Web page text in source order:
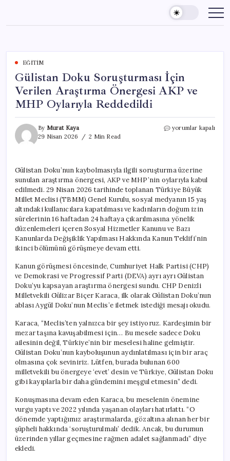
content
EĞITIM
Gülistan Doku Soruşturması İçin
Verilen Araştırma Önergesi AKP ve
MHP Oylarıyla Reddedildi
By Murat Kaya
29 Nisan 2026
2 Min Read
Gülistan
Araştırma
Önergesi
AKP
ve
MHP
Oylarıyla
Reddedildi
için
yorumlar kapalı
Gülistan Doku’nun kaybolmasıyla ilgili soruşturma üzerine
sunulan araştırma önergesi, AKP ve MHP’nin oylarıyla kabul
edilmedi. 29 Nisan 2026 tarihinde toplanan Türkiye Büyük
Millet Meclisi (TBMM) Genel Kurulu, sosyal medyanın 15 yaş
altındaki kullanıcılara kapatılması ve kadınların doğum izin
sürelerinin 16 haftadan 24 haftaya çıkarılmasına yönelik
düzenlemeleri içeren Sosyal Hizmetler Kanunu ve Bazı
Kanunlarda Değişiklik Yapılması Hakkında Kanun Teklifi’nin
ikinci bölümünü görüşmeye devam etti.
Kanun görüşmesi öncesinde, Cumhuriyet Halk Partisi (CHP)
ve Demokrasi ve Progressif Parti (DEVA) ayrı ayrı Gülistan
Doku’yu kapsayan araştırma önergesi sundu. CHP Denizli
Milletvekili Gülizar Biçer Karaca, ilk olarak Gülistan Doku’nun
ablası Aygül Doku’nun Meclis’e iletmek istediği mesajı okudu.
Karaca, “Meclis’ten yalnızca bir şey istiyoruz. Kardeşimin bir
mezar taşına kavuşabilmesi için… Bu mesele sadece Doku
ailesinin değil, Türkiye’nin bir meselesi haline gelmiştir.
Gülistan Doku’nun kayboluşunun aydınlatılması için bir araç
olmasına çok seviniriz. Lütfen, burada bulunan 600
milletvekili bu önergeye ‘evet’ desin ve Türkiye, Gülistan Doku
gibi kayıplarla bir daha gündemini meşgul etmesin” dedi.
Konuşmasına devam eden Karaca, bu meselenin önemine
vurgu yaptı ve 2022 yılında yaşanan olayları hatırlattı. “O
dönemde yaptığımız araştırmalarda, gözaltına alınan her bir
şüpheli hakkında ‘soruşturulmalı’ dedik. Ancak, bu durumun
üzerinden yıllar geçmesine rağmen adalet sağlanmadı” diye
ekledi.